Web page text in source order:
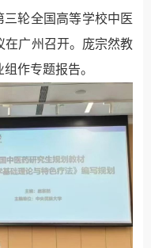
三轮全国高等学校中医
在广州召开。庞宗然教
作专题报告。